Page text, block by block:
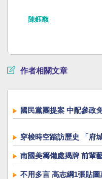
陳鈺馥
作者相關文章
國民黨團提案 中配參政
穿梭時空踏訪歷史 「府
南國美籌備處揭牌 前輩
代展開展
不用多言 高志綱1張貼